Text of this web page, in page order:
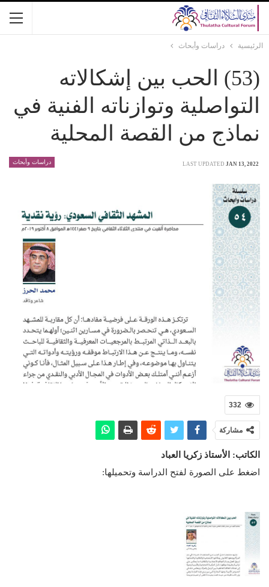
الرئيسية دراسات وأبحاث
(53) الحب بين إشكالاته
التواصلية وتوازناته الفنية في
نماذج من القصة المحلية
دراسات وأبحاث LAST UPDATED JAN 13, 2022
332
مشاركة
الكاتب: الأستاذ زكريا العباد
اضغط على الصورة لفتح الدراسة وتحميلها: